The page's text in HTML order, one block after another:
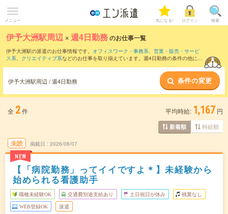
メニュー 気になる! ログイン 検索
伊予大洲駅周辺 ×週4日勤務のお仕事一覧
伊予大洲駅の派遣のお仕事情報です。 オフィスワーク・事務系、 営業・販売・サービ
ス系、 クリエイティブ系などのお仕事を取り揃えています。週4日勤務の条件の他に、
伊予大洲駅周辺 / 週4日勤務 条件の変更
全 2件 平均時給: 1,167 円
新着順 時給順
未読
NEW
掲載日 2026/08/07
【「病院勤務」ってイイですよ＊】未経験から
始められる看護助手
職種未経験OK 交通費別途支給あり 土日祝日が休み 残業なし
WEB登録OK 派遣